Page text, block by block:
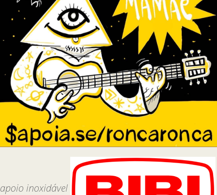
apoio inoxidável